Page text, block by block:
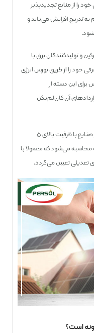
خود را از منابع تجدیدپذیر
به تدریج افزایش می‌یابد و
و تولیدکنندگان برق با
یا مصرفی خود را از طریق بورس انرژی
برای این دسته از
آن کان‌لم‌یکن
قیمت خرید برق از نیروگاه‌های خورشیدی و سایر صنایع با ظرفیت بالای ۵
محاسبه می‌شود که معمولا با
تعدیلی تعیین می‌‌گردد.
است؟